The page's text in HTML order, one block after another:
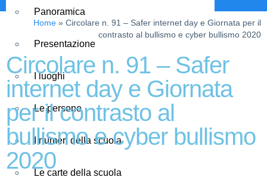
Panoramica
Presentazione
I luoghi
Le persone
I numeri della scuola
Le carte della scuola
Home » Circolare n. 91 – Safer internet day e Giornata per il
contrasto al bullismo e cyber bullismo 2020
Circolare n. 91 – Safer
internet day e Giornata
per il contrasto al
bullismo e cyber bullismo
2020